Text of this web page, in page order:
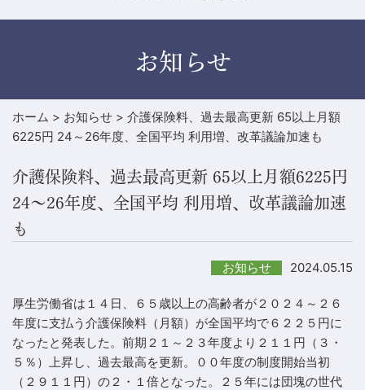
お知らせ
ホーム > お知らせ > 介護保険料、過去最高更新 65以上月額
6225円 24～26年度、全国平均 利用増、改革議論加速も
介護保険料、過去最高更新 65以上月額6225円
24～26年度、全国平均 利用増、改革議論加速
も
お知らせ 2024.05.15
厚生労働省は１４日、６５歳以上の高齢者が２０２４～２６
年度に支払う介護保険料（月額）が全国平均で６２２５円に
なったと発表した。前期２１～２３年度より２１１円（３・
５％）上昇し、過去最高を更新。００年度の制度開始当初
（２９１１円）の２・１倍となった。２５年には団塊の世代